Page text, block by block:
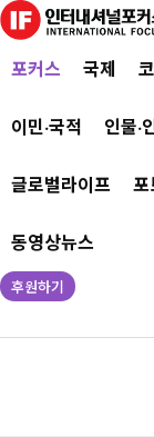
포커스 국제
이민·국적 인물·
글로벌라이프 포
동영상뉴스
후원하기